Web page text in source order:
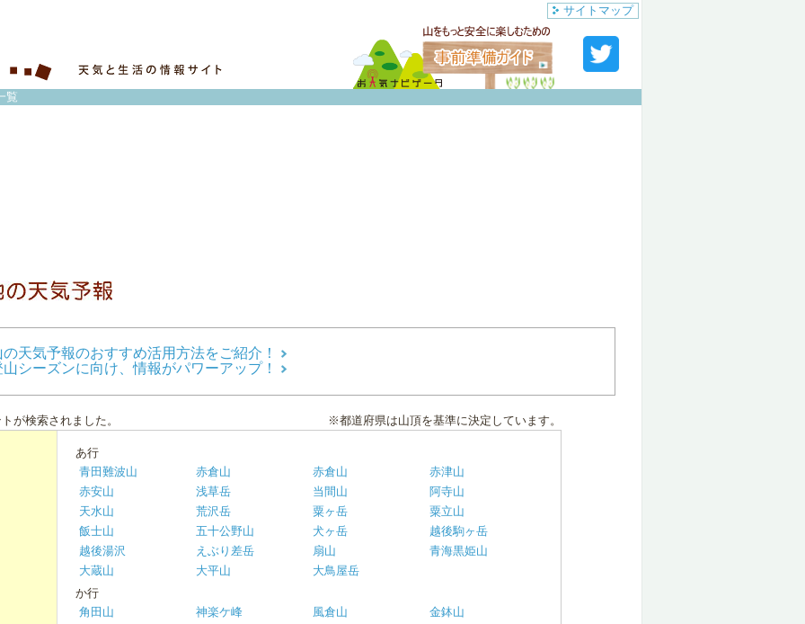
サイトマップ
覧
天気予報のおすすめ活用方法をご紹介！
シーズンに向け、情報がパワーアップ！
が検索されました。 ※都道府県は山頂を基準に決定しています。
あ行
青田難波山
赤倉山 赤倉山
赤津山
赤安山
浅草岳 当間山
阿寺山
天水山
荒沢岳 粟ヶ岳
粟立山
飯士山
五十公野山 犬ヶ岳
越後駒ヶ岳
越後湯沢
えぶり差岳 扇山
青海黒姫山
大蔵山
大平山
大鳥屋岳
か行
角田山
神楽ケ峰 風倉山
金鉢山